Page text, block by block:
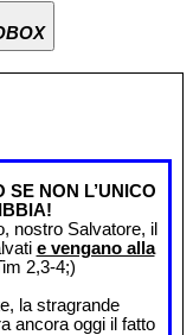
SE NON L’UNICO
nostro Salvatore, il
e vengano alla
2,3-4;)
la stragrande
ancora oggi il fatto